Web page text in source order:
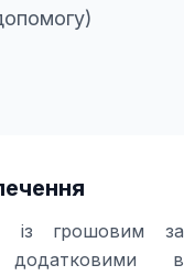
із грошовим